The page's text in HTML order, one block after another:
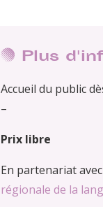
Plus
Accueil du public
–
Prix libre
En partenariat avec
régionale de la